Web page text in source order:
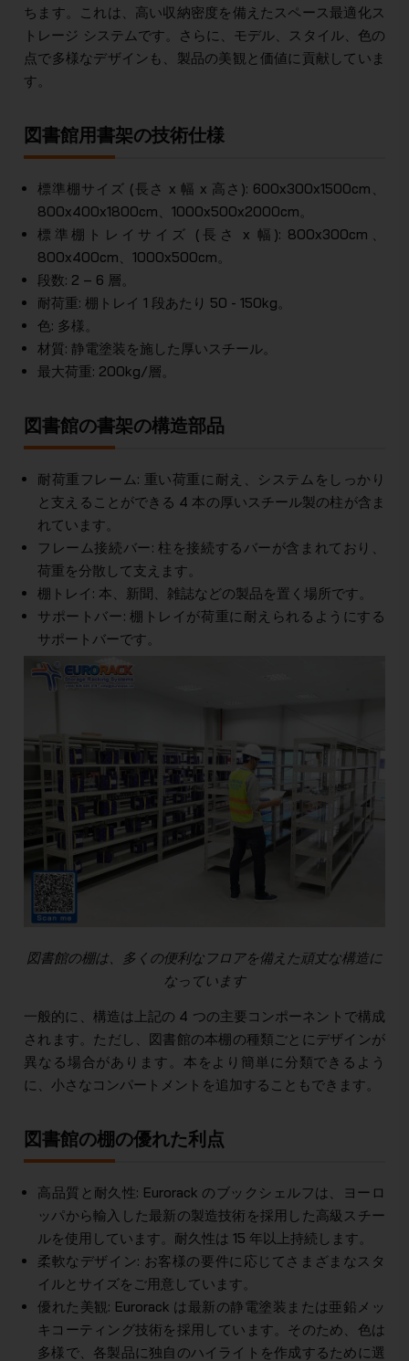
ちます。これは、高い収納密度を備えたスペース最適化ス
トレージ システムです。さらに、モデル、スタイル、色の
点で多様なデザインも、製品の美観と価値に貢献していま
す。
図書館用書架の技術仕様
標準棚サイズ (長さ x 幅 x 高さ): 600x300x1500cm、
800x400x1800cm、1000x500x2000cm。
標準棚トレイサイズ (長さ x 幅): 800x300cm、
800x400cm、1000x500cm。
段数: 2 – 6 層。
耐荷重: 棚トレイ 1 段あたり 50 - 150kg。
色: 多様。
材質: 静電塗装を施した厚いスチール。
最大荷重: 200kg/層。
図書館の書架の構造部品
耐荷重フレーム: 重い荷重に耐え、システムをしっかり
と支えることができる 4 本の厚いスチール製の柱が含ま
れています。
フレーム接続バー: 柱を接続するバーが含まれており、
荷重を分散して支えます。
棚トレイ: 本、新聞、雑誌などの製品を置く場所です。
サポートバー: 棚トレイが荷重に耐えられるようにする
サポートバーです。
図書館の棚は、多くの便利なフロアを備えた頑丈な構造に
なっています
一般的に、構造は上記の 4 つの主要コンポーネントで構成
されます。ただし、図書館の本棚の種類ごとにデザインが
異なる場合があります。本をより簡単に分類できるよう
に、小さなコンパートメントを追加することもできます。
図書館の棚の優れた利点
高品質と耐久性: Eurorack のブックシェルフは、ヨーロ
ッパから輸入した最新の製造技術を採用した高級スチー
ルを使用しています。耐久性は 15 年以上持続します。
柔軟なデザイン: お客様の要件に応じてさまざまなスタ
イルとサイズをご用意しています。
優れた美観: Eurorack は最新の静電塗装または亜鉛メッ
キコーティング技術を採用しています。そのため、色は
多様で、各製品に独自のハイライトを作成するために選